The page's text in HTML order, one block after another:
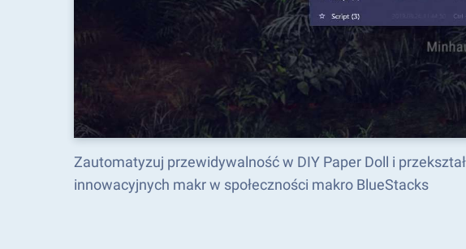
Zautomatyzuj przewidywalność w DIY Paper Doll i
innowacyjnych makr w społeczności makro BlueStacks